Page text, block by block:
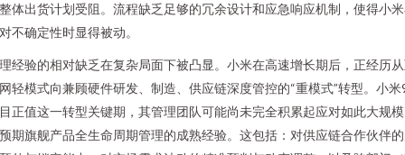
体出货计划受阻。流程缺乏足够的冗余设计和应急响应机制，使得小
不确定性时显得被动。
经验的相对缺乏在复杂局面下被凸显。小米在高速增长期后，正经历
轻模式向兼顾硬件研发、制造、供应链深度管控的“重模式”转型。小米
正值这一转型关键期，其管理团队可能尚未完全积累起应对如此大规
期旗舰产品全生命周期管理的成熟经验。这包括：对供应链合作伙伴